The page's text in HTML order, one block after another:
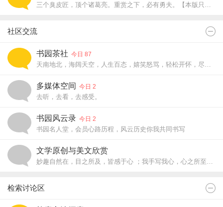
三个臭皮匠，顶个诸葛亮。重赏之下，必有勇夫。【本版只允许发悬赏求助主题贴】
社区交流
书园茶社 今日 87
天南地北，海阔天空，人生百态，嬉笑怒骂，轻松开怀，尽在书园茶社
多媒体空间 今日 2
去听，去看，去感受。
书园风云录 今日 2
书园名人堂，会员心路历程，风云历史你我共同书写
文学原创与美文欣赏
妙趣自然在，目之所及，皆感于心 ；我手写我心，心之所至，皆成文章。
检索讨论区